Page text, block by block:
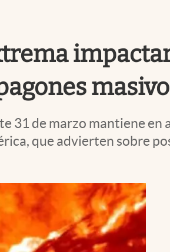
31 de marzo mantiene en
que advierten sobre